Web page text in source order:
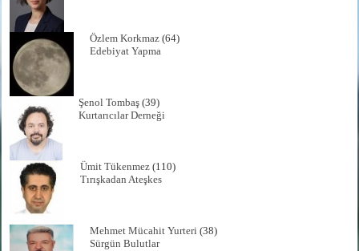
Özlem Korkmaz (64)
Edebiyat Yapma
Şenol Tombaş (39)
Kurtarıcılar Derneği
Ümit Tükenmez (110)
Tırışkadan Ateşkes
Mehmet Mücahit Yurteri (38)
Sürgün Bulutlar